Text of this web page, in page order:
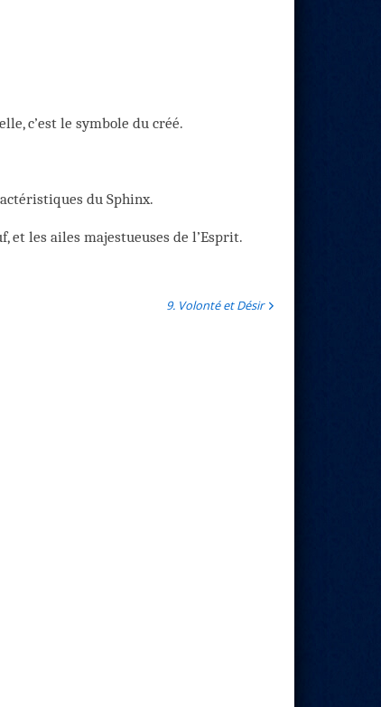
c’est le symbole du créé.
du Sphinx.
et les ailes majestueuses de l’Esprit.
9. Volonté et Désir